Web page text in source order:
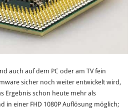
auch auf dem PC oder am TV fein
sicher noch weiter entwickelt wird,
Ergebnis schon heute mehr als
in einer FHD 1080P Auflösung möglich;